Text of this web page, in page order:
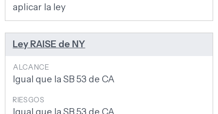
aplicar la ley
Ley RAISE de NY
Igual que la SB 53 de CA
Igual que la SB 53 de CA